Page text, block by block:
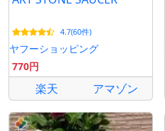
4.7(60件)
ヤフーショッピング
770円
楽天 アマゾン